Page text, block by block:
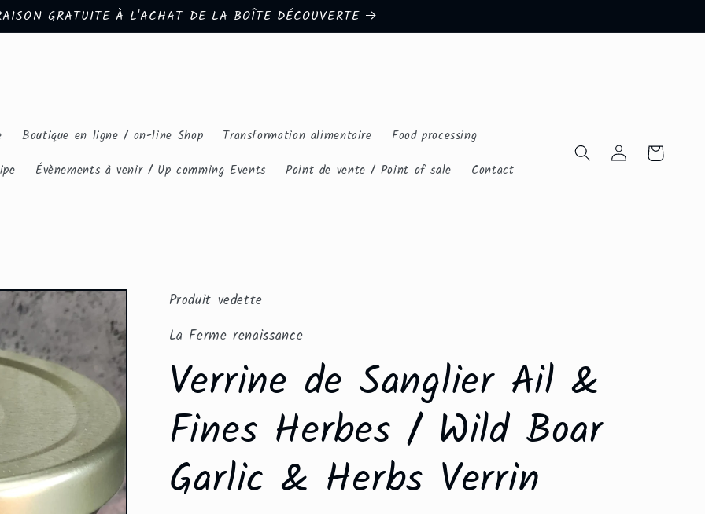
GRATUITE À L'ACHAT DE LA BOÎTE DÉCOUVERTE
Boutique en ligne / on-line Shop Transformation alimentaire
Food processing
Évènements à venir / Up comming Events Point de vente / Point of sale Contact
Connexion Panier
Produit vedette
La Ferme renaissance
Verrine de Sanglier Ail &
Fines Herbes / Wild Boar
Garlic & Herbs Verrin